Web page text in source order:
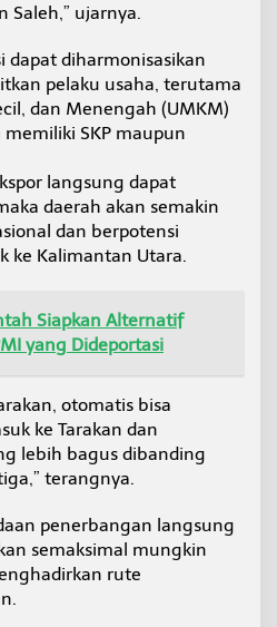
Saleh,” ujarnya.
dapat diharmonisasikan
pelaku usaha, terutama
dan Menengah (UMKM)
SKP maupun
langsung dapat
daerah akan semakin
dan berpotensi
ke Kalimantan Utara.
Siapkan Alternatif
yang Dideportasi
otomatis bisa
ke Tarakan dan
lebih bagus dibanding
terangnya.
penerbangan langsung
semaksimal mungkin
rute